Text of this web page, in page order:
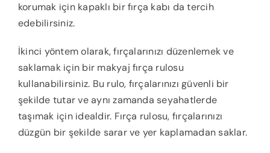
korumak için kapaklı bir fırça kabı da tercih
edebilirsiniz.
İkinci yöntem olarak, fırçalarınızı düzenlemek ve
saklamak için bir makyaj fırça rulosu
kullanabilirsiniz. Bu rulo, fırçalarınızı güvenli bir
şekilde tutar ve aynı zamanda seyahatlerde
taşımak için idealdir. Fırça rulosu, fırçalarınızı
düzgün bir şekilde sarar ve yer kaplamadan saklar.